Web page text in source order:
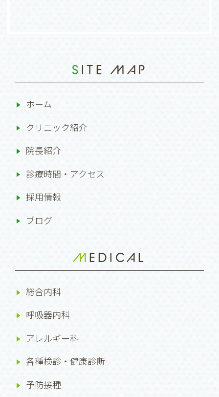
SITE MAP
ホーム
クリニック紹介
院長紹介
診療時間・アクセス
採用情報
ブログ
MEDICAL
総合内科
呼吸器内科
アレルギー科
各種検診・健康診断
予防接種